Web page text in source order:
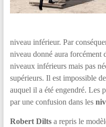
niveau inférieur. Par
niveau donné aura forcément
niveaux inférieurs mais pas
supérieurs. Il est impossible
auquel il a été engendré. Les
par une confusion dans les
Robert Diltsa repris le